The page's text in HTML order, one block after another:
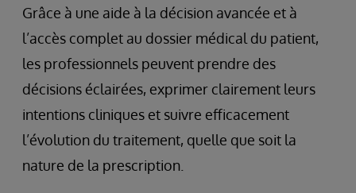
Grâce à une aide à la décision avancée et à
l’accès complet au dossier médical du patient,
les professionnels peuvent prendre des
décisions éclairées, exprimer clairement leurs
intentions cliniques et suivre efficacement
l’évolution du traitement, quelle que soit la
nature de la prescription.